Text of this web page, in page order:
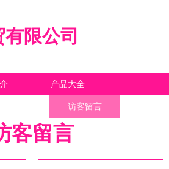
限公司
产品大全
访客留言
客留言